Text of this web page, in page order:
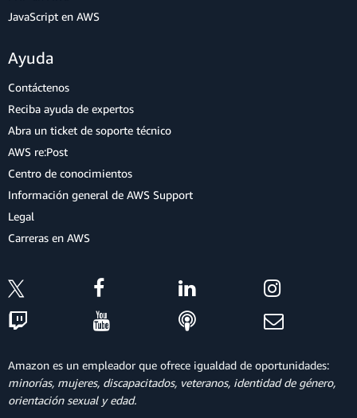
JavaScript en AWS
Ayuda
Contáctenos
Reciba ayuda de expertos
Abra un ticket de soporte técnico
AWS re:Post
Centro de conocimientos
Información general de AWS Support
Legal
Carreras en AWS
Amazon es un empleador que ofrece igualdad de oportunidades:
minorías, mujeres, discapacitados, veteranos, identidad de género,
orientación sexual y edad.